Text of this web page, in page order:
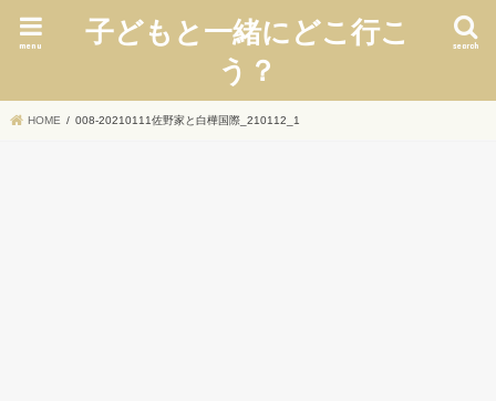
子どもと一緒にどこ行こ
う？
search
menu
HOME 008-20210111佐野家と白樺国際_210112_1